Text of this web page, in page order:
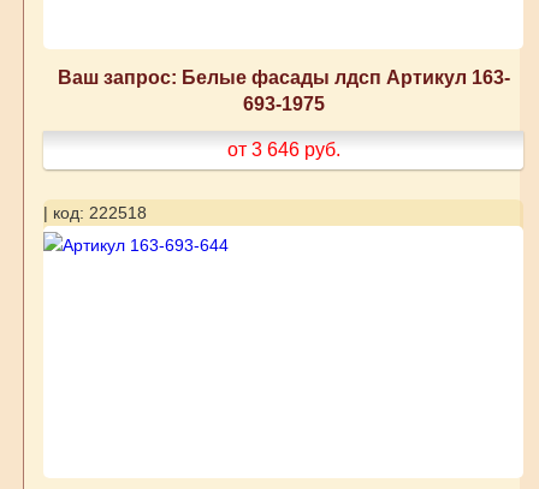
Ваш запрос: Белые фасады лдсп Артикул 163-
693-1975
от 3 646 руб.
| код: 222518